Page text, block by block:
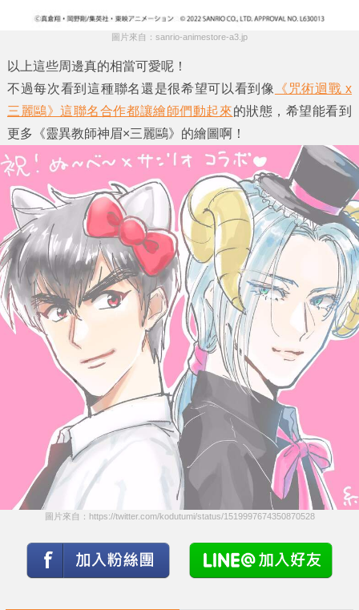
圖片來自：sanrio-animestore-a3.jp
以上這些周邊真的相當可愛呢！
不過每次看到這種聯名還是很希望可以看到像
《咒術迴戰 x
三麗鷗》這聯名合作都讓繪師們動起來的狀態，希望能看到
更多《靈異教師神眉×三麗鷗》的繪圖啊！
圖片來自：https://twitter.com/kodutumi/status/1519997674350870528